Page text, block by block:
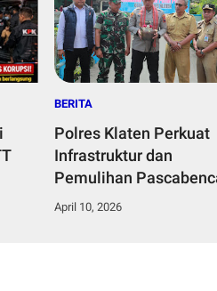
BERITA
Polres Klaten Perkuat
Infrastruktur dan
Pemulihan
melalui Program
April 10, 2026